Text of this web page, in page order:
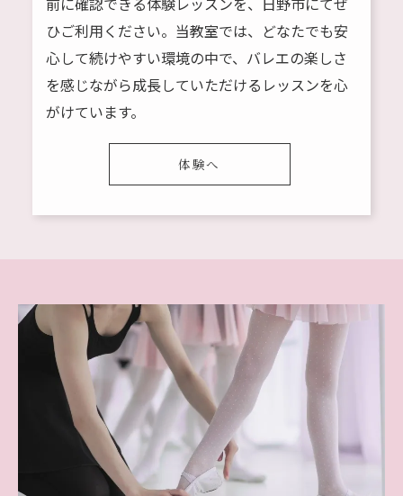
ひご利用ください。当教室では、どなたでも安
心して続けやすい環境の中で、バレエの楽しさ
を感じながら成長していただけるレッスンを心
がけています。
体験へ